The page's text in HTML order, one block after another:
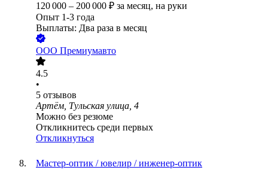
120 000 – 200 000 ₽ за месяц, на руки
Опыт 1-3 года
Выплаты: Два раза в месяц
ООО Премиумавто
4.5
•
5 отзывов
Артём, Тульская улица, 4
Можно без резюме
Откликнитесь среди первых
Откликнуться
Мастер-оптик / ювелир / инженер-оптик